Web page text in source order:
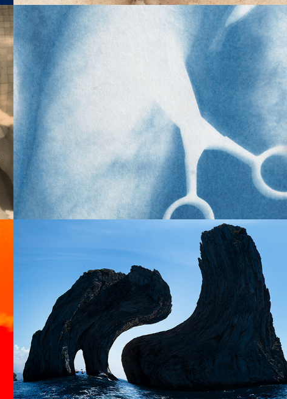
mi lado izquierdo
2019